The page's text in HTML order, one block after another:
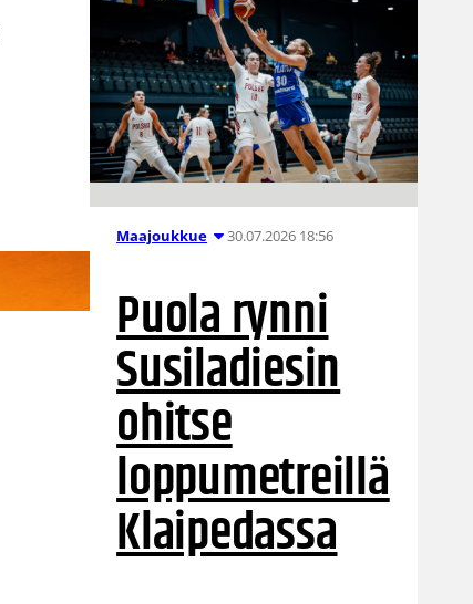
Maajoukkue 30.07.2026 18:56
Puola rynni
Susiladiesin
ohitse
loppumetreillä
Klaipedassa